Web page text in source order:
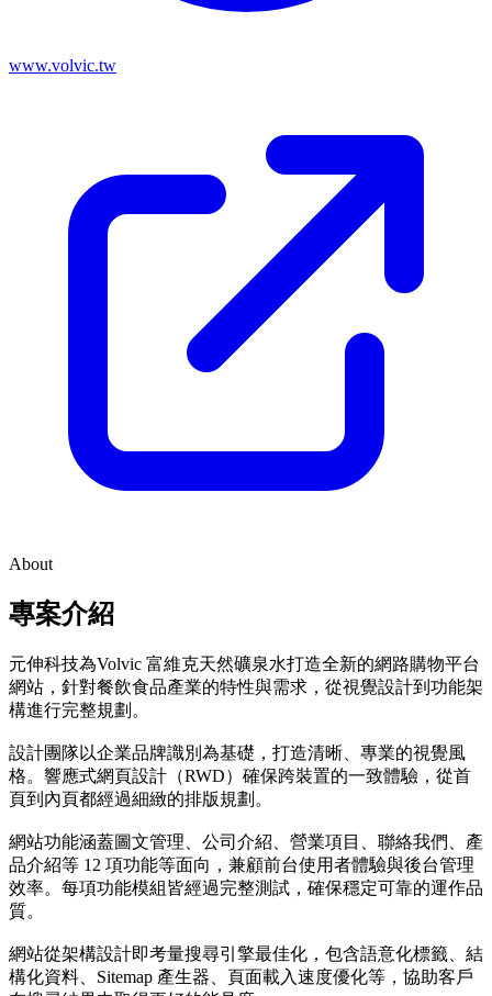
www.volvic.tw
About
專案介紹
元伸科技為Volvic 富維克天然礦泉水打造全新的網路購物平台
網站，針對餐飲食品產業的特性與需求，從視覺設計到功能架
構進行完整規劃。
設計團隊以企業品牌識別為基礎，打造清晰、專業的視覺風
格。響應式網頁設計（RWD）確保跨裝置的一致體驗，從首
頁到內頁都經過細緻的排版規劃。
網站功能涵蓋圖文管理、公司介紹、營業項目、聯絡我們、產
品介紹等 12 項功能等面向，兼顧前台使用者體驗與後台管理
效率。每項功能模組皆經過完整測試，確保穩定可靠的運作品
質。
網站從架構設計即考量搜尋引擎最佳化，包含語意化標籤、結
構化資料、Sitemap 產生器、頁面載入速度優化等，協助客戶